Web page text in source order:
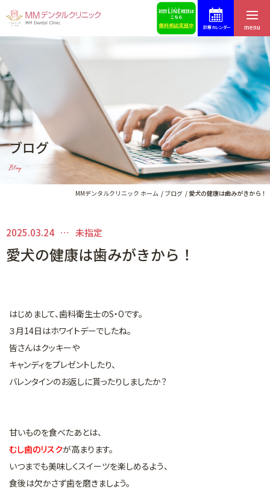
診療カレンダー menu
ブログ
Blog
MMデンタルクリニック ホーム ブログ 愛犬の健康は歯みがきから！
2025.03.24 未指定
愛犬の健康は歯みがきから！
はじめまして、歯科衛生士のS・Oです。
３月14日はホワイトデーでしたね。
皆さんはクッキーや
キャンディをプレゼントしたり、
バレンタインのお返しに貰ったりしましたか？
甘いものを食べたあとは、
むし歯のリスクが高まります。
いつまでも美味しくスイーツを楽しめるよう、
食後は欠かさず歯を磨きましょう。
ホーム
はじめての方へ
医院紹介・アクセス
スタッフ紹介
スタッフ募集
予約・お問合せ
ブログ
歯科コラム
インプラントによる治療
審美的治療
予防・メインテナンス
一般診療